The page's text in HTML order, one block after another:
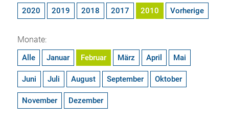
2020 2019 2018 2017 2010 Vorherige
Monate:
Alle Januar Februar März April Mai
Juni Juli August September Oktober
November Dezember